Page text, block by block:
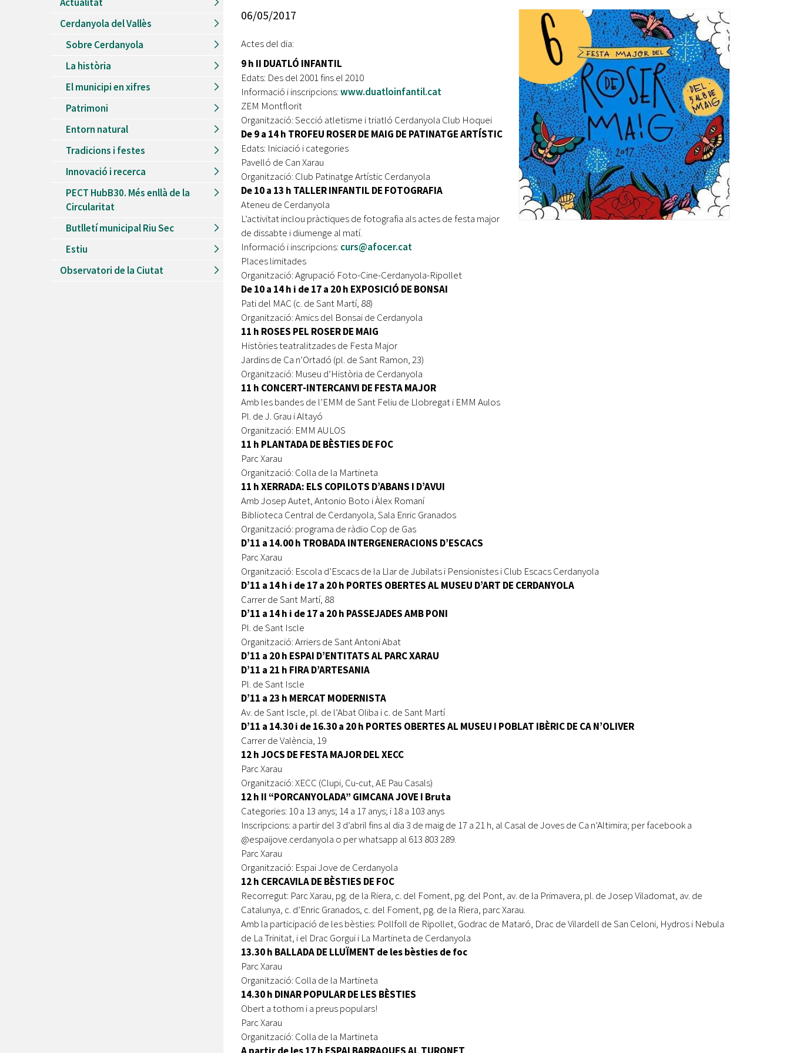
Recursos Humans
Ètica i Integritat
Retiment de Comptes
Accés a Informació Pública
Dades Obertes
Catàleg de Serveis i Tràmits
Del26/06/2026al30/08/2026
Patis oberts temporada d'estiu
Piscines d'estiu a Cerdanyola
Del01/06/2026al30/09/2026
Refugis climàtics a Cerdanyola
Jocs d'aigua del Parc Cordelles
Del01/07/2024al31/08/2026
Decorem! Conte 'La truita de nabius'
jove 2026
Cerdanyola opta a més de 5 milions d'euros del Pla de
Barris per transformar les Fontetes, Quatre Cantons i
l'entorn de l'avinguda Catalunya
El FIT presenta el cartell de la seva 16a edició i dona el
tret de sortida al festival
L’Ajuntament reparteix ulleres gratuïtes per veure
l'eclipsi solar
Entitats
Equipaments
Mercats Municipals
Webs Municipals
Cerdanyola del Vallès
Sobre Cerdanyola
La història
El municipi en xifres
Patrimoni
Entorn natural
Tradicions i festes
Innovació i recerca
PECT HubB30. Més enllà de la
Circularitat
Butlletí municipal Riu Sec
Estiu
Observatori de la Ciutat
06/05/2017
Actes del dia:
9 h II DUATLÓ INFANTIL
Edats: Des del 2001 fins el 2010
Informació i inscripcions:www.duatloinfantil.cat
ZEM Montflorit
Organització: Secció atletisme i triatló Cerdanyola Club Hoquei
De 9 a 14 h TROFEU ROSER DE MAIG DE PATINATGE ARTÍSTIC
Edats: Iniciació i categories
Pavelló de Can Xarau
Organització: Club Patinatge Artístic Cerdanyola
De 10 a 13 h TALLER INFANTIL DE FOTOGRAFIA
Ateneu de Cerdanyola
L’activitat inclou pràctiques de fotografia als actes de festa major
de dissabte i diumenge al matí.
Informació i inscripcions: curs@afocer.cat
Places limitades
Organització: Agrupació Foto-Cine-Cerdanyola-Ripollet
De 10 a 14 h i de 17 a 20 h EXPOSICIÓ DE BONSAI
Pati del MAC (c. de Sant Martí, 88)
Organització: Amics del Bonsai de Cerdanyola
11 h ROSES PEL ROSER DE MAIG
Històries teatralitzades de Festa Major
Jardins de Ca n’Ortadó (pl. de Sant Ramon, 23)
Organització: Museu d’Història de Cerdanyola
11 h CONCERT-INTERCANVI DE FESTA MAJOR
Amb les bandes de l’EMM de Sant Feliu de Llobregat i EMM Aulos
Pl. de J. Grau i Altayó
Organització: EMM AULOS
11 h PLANTADA DE BÈSTIES DE FOC
Parc Xarau
Organització: Colla de la Martineta
11 h XERRADA: ELS COPILOTS D’ABANS I D’AVUI
Amb Josep Autet, Antonio Boto i Àlex Romaní
Biblioteca Central de Cerdanyola, Sala Enric Granados
Organització: programa de ràdio Cop de Gas
D’11 a 14.00 h TROBADA INTERGENERACIONS D’ESCACS
Parc Xarau
Organització: Escola d’Escacs de la Llar de Jubilats i Pensionistes i Club Escacs Cerdanyola
D’11 a 14 h i de 17 a 20 h PORTES OBERTES AL MUSEU D’ART DE CERDANYOLA
Carrer de Sant Martí, 88
D’11 a 14 h i de 17 a 20 h PASSEJADES AMB PONI
Pl. de Sant Iscle
Organització: Arriers de Sant Antoni Abat
D’11 a 20 h ESPAI D’ENTITATS AL PARC XARAU
D’11 a 21 h FIRA D’ARTESANIA
Pl. de Sant Iscle
D’11 a 23 h MERCAT MODERNISTA
Av. de Sant Iscle, pl. de l’Abat Oliba i c. de Sant Martí
D’11 a 14.30 i de 16.30 a 20 h PORTES OBERTES AL MUSEU I POBLAT IBÈRIC DE CA N’OLIVER
Carrer de València, 19
12 h JOCS DE FESTA MAJOR DEL XECC
Parc Xarau
Organització: XECC (Clupi, Cu-cut, AE Pau Casals)
12 h II “PORCANYOLADA” GIMCANA JOVE I Bruta
Categories: 10 a 13 anys; 14 a 17 anys; i 18 a 103 anys
Inscripcions: a partir del 3 d’abril fins al dia 3 de maig de 17 a 21 h, al Casal de Joves de Ca n’Altimira; per facebook a
@espaijove.cerdanyola o per whatsapp al 613 803 289.
Parc Xarau
Organització: Espai Jove de Cerdanyola
12 h CERCAVILA DE BÈSTIES DE FOC
Recorregut: Parc Xarau, pg. de la Riera, c. del Foment, pg. del Pont, av. de la Primavera, pl. de Josep Viladomat, av. de
Catalunya, c. d’Enric Granados, c. del Foment, pg. de la Riera, parc Xarau.
Amb la participació de les bèsties: Pollfoll de Ripollet, Godrac de Mataró, Drac de Vilardell de San Celoni, Hydros i Nebula
de La Trinitat, i el Drac Gorgui i La Martineta de Cerdanyola
13.30 h BALLADA DE LLUÏMENT de les bèsties de foc
Parc Xarau
Organització: Colla de la Martineta
14.30 h DINAR POPULAR DE LES BÈSTIES
Obert a tothom i a preus populars!
Parc Xarau
Organització: Colla de la Martineta